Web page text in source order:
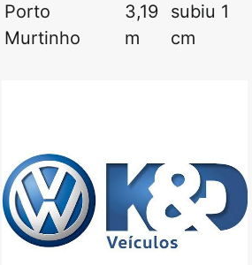
Porto
Murtinho
3,19
m
subiu 1
cm